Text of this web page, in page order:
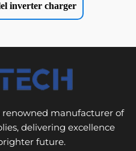
inverter charger
renowned manufacturer of
delivering excellence
future.